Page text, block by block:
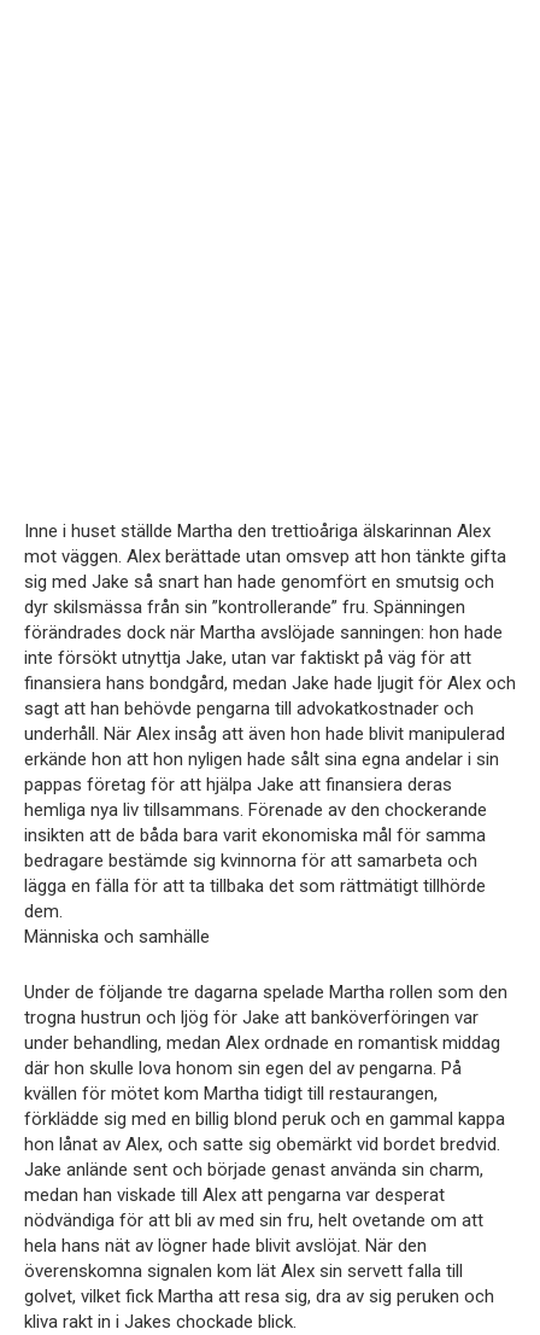
Inne i huset ställde Martha den trettioåriga älskarinnan Alex
mot väggen. Alex berättade utan omsvep att hon tänkte gifta
sig med Jake så snart han hade genomfört en smutsig och
dyr skilsmässa från sin ”kontrollerande” fru. Spänningen
förändrades dock när Martha avslöjade sanningen: hon hade
inte försökt utnyttja Jake, utan var faktiskt på väg för att
finansiera hans bondgård, medan Jake hade ljugit för Alex och
sagt att han behövde pengarna till advokatkostnader och
underhåll. När Alex insåg att även hon hade blivit manipulerad
erkände hon att hon nyligen hade sålt sina egna andelar i sin
pappas företag för att hjälpa Jake att finansiera deras
hemliga nya liv tillsammans. Förenade av den chockerande
insikten att de båda bara varit ekonomiska mål för samma
bedragare bestämde sig kvinnorna för att samarbeta och
lägga en fälla för att ta tillbaka det som rättmätigt tillhörde
dem.
Människa och samhälle
Under de följande tre dagarna spelade Martha rollen som den
trogna hustrun och ljög för Jake att banköverföringen var
under behandling, medan Alex ordnade en romantisk middag
där hon skulle lova honom sin egen del av pengarna. På
kvällen för mötet kom Martha tidigt till restaurangen,
förklädde sig med en billig blond peruk och en gammal kappa
hon lånat av Alex, och satte sig obemärkt vid bordet bredvid.
Jake anlände sent och började genast använda sin charm,
medan han viskade till Alex att pengarna var desperat
nödvändiga för att bli av med sin fru, helt ovetande om att
hela hans nät av lögner hade blivit avslöjat. När den
överenskomna signalen kom lät Alex sin servett falla till
golvet, vilket fick Martha att resa sig, dra av sig peruken och
kliva rakt in i Jakes chockade blick.